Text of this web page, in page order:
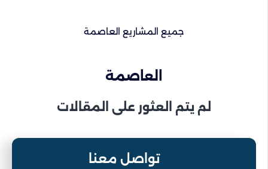
جميع المشاريع العاصمة
العاصمة
لم يتم العثور على المقالات
تواصل معنا